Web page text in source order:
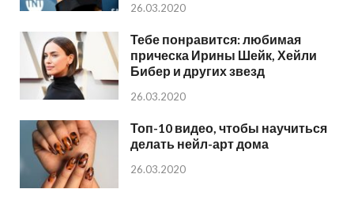
26.03.2020
Тебе понравится: любимая
прическа Ирины Шейк, Хейли
Бибер и других звезд
26.03.2020
Топ-10 видео, чтобы научиться
делать нейл-арт дома
26.03.2020